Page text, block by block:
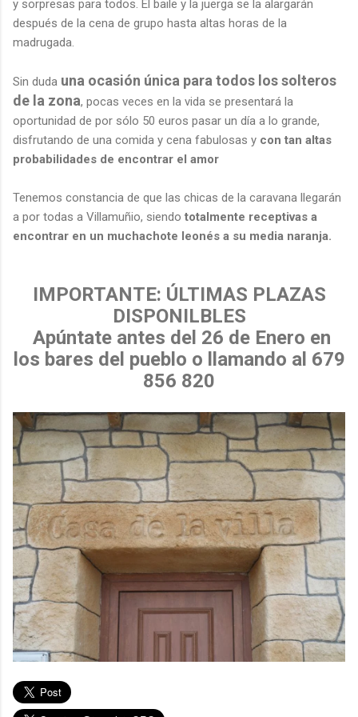
y sorpresas para todos. El baile y la juerga se la alargarán
después de la cena de grupo hasta altas horas de la
madrugada.
Sin duda una ocasión única para todos los solteros
de la zona, pocas veces en la vida se presentará la
oportunidad de por sólo 50 euros pasar un día a lo grande,
disfrutando de una comida y cena fabulosas y con tan altas
probabilidades de encontrar el amor
Tenemos constancia de que las chicas de la caravana llegarán
a por todas a Villamuñio, siendo totalmente receptivas a
encontrar en un muchachote leonés a su media naranja.
IMPORTANTE: ÚLTIMAS PLAZAS
DISPONILBLES
Apúntate antes del 26 de Enero en
los bares del pueblo o llamando al 679
856 820